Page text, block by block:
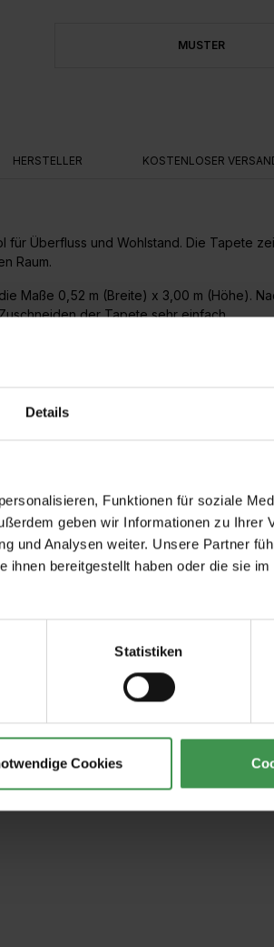
Details
Funktionen für soziale
geben wir Informationen zu Ihrer
und Analysen weiter. Unsere Partner
bereitgestellt haben oder die sie
Statistiken
Cookies
MUSTER
HERSTELLER KOSTENLOSER
Überfluss und Wohlstand. Die Tapete
Raum.
Maße 0,52 m (Breite) x 3,00 m (Höhe).
der Tapete sehr einfach.
3,00 m genutzt werden.
einfach. Die Wand wird eingekleistert
Zubehör
geriffelte Tonnenform